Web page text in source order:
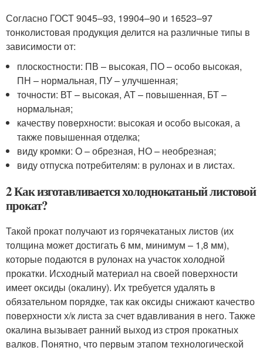
Согласно ГОСТ 9045–93, 19904–90 и 16523–97
тонколистовая продукция делится на различные типы в
зависимости от:
плоскостности: ПВ – высокая, ПО – особо высокая,
ПН – нормальная, ПУ – улучшенная;
точности: ВТ – высокая, АТ – повышенная, БТ –
нормальная;
качеству поверхности: высокая и особо высокая, а
также повышенная отделка;
виду кромки: О – обрезная, НО – необрезная;
виду отпуска потребителям: в рулонах и в листах.
2 Как изготавливается холоднокатаный листовой
прокат?
Такой прокат получают из горячекатаных листов (их
толщина может достигать 6 мм, минимум – 1,8 мм),
которые подаются в рулонах на участок холодной
прокатки. Исходный материал на своей поверхности
имеет оксиды (окалину). Их требуется удалять в
обязательном порядке, так как оксиды снижают качество
поверхности х/к листа за счет вдавливания в него. Также
окалина вызывает ранний выход из строя прокатных
валков. Понятно, что первым этапом технологической